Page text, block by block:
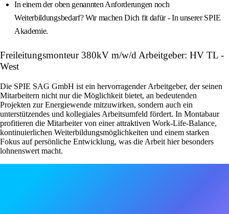
In einem der oben genannten Anforderungen noch
Weiterbildungsbedarf? Wir machen Dich fit dafür - In unserer SPIE
Akademie.
Freileitungsmonteur 380kV m/w/d Arbeitgeber: HV TL -
West
Die SPIE SAG GmbH ist ein hervorragender Arbeitgeber, der seinen
Mitarbeitern nicht nur die Möglichkeit bietet, an bedeutenden
Projekten zur Energiewende mitzuwirken, sondern auch ein
unterstützendes und kollegiales Arbeitsumfeld fördert. In Montabaur
profitieren die Mitarbeiter von einer attraktiven Work-Life-Balance,
kontinuierlichen Weiterbildungsmöglichkeiten und einem starken
Fokus auf persönliche Entwicklung, was die Arbeit hier besonders
lohnenswert macht.